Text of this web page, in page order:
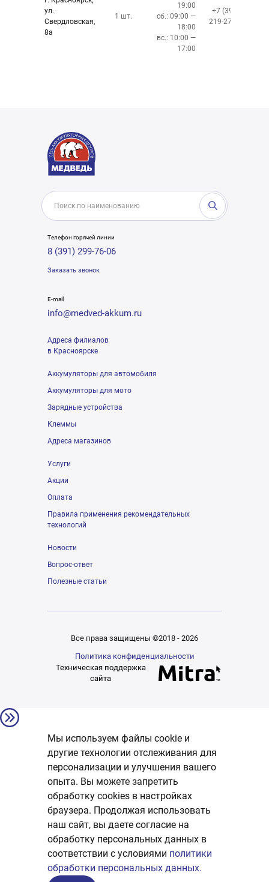
ул.
Свердловская,
8а
1 шт.
19:00
сб.: 09:00 —
18:00
вс.: 10:00 —
17:00
+7 (391)
219-27-50
Телефон горячей линии
8 (391) 299-76-06
Заказать звонок
E-mail
info@medved-akkum.ru
Адреса филиалов
в Красноярске
Аккумуляторы для автомобиля
Аккумуляторы для мото
Зарядные устройства
Клеммы
Адреса магазинов
Услуги
Акции
Оплата
Правила применения рекомендательных
технологий
Новости
Вопрос-ответ
Полезные статьи
Все права защищены ©2018 - 2026
Политика конфиденциальности
Техническая поддержка
сайта
Мы используем файлы cookie и
другие технологии отслеживания для
персонализации и улучшения вашего
опыта. Вы можете запретить
обработку сookies в настройках
браузера. Продолжая использовать
наш сайт, вы даете согласие на
обработку персональных данных в
соответствии с условиями политики
обработки персональных данных.